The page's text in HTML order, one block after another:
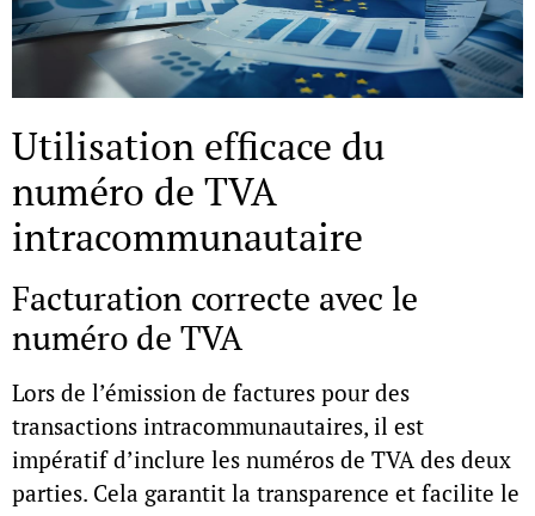
Utilisation efficace du
numéro de TVA
intracommunautaire
Facturation correcte avec le
numéro de TVA
Lors de l’émission de factures pour des
transactions intracommunautaires, il est
impératif d’inclure les numéros de TVA des deux
parties. Cela garantit la transparence et facilite le